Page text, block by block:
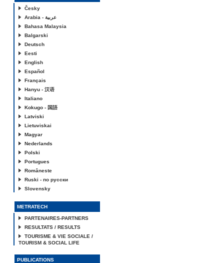
Česky
Arabia - عربية
Bahasa Malaysia
Balgarski
Deutsch
Eesti
English
Español
Français
Hanyu - 汉语
Italiano
Kokugo - 国語
Latviski
Lietuviskai
Magyar
Nederlands
Polski
Portugues
Româneste
Ruski - по русски
Slovensky
METRATECH
PARTENAIRES-PARTNERS
RESULTATS / RESULTS
TOURISME & VIE SOCIALE /
TOURISM & SOCIAL LIFE
PUBLICATIONS